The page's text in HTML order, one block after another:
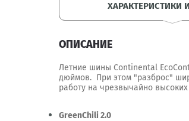
ХАРАКТЕРИСТИКИ
ОПИСАНИЕ
Летние шины Continental
дюймов. При этом "разброс"
работу на чрезвычайно
GreenChili 2.0